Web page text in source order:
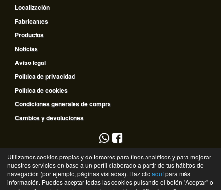
Localización
Fabricantes
Productos
Noticias
Aviso legal
Política de privacidad
Política de cookies
Condiciones generales de compra
Cambios y devoluciones
953 796 510
635 672 334
©Recambios Guadalquivir- 2026 - Tienda online de recambios de Gira
Utilizamos cookies propias y de terceros para fines analíticos y para mejorar
nuestros servicios en base a un perfil elaborado a partir de tus hábitos de
navegación (por ejemplo, páginas visitadas). Haz clicaquípara más
información. Puedes aceptar todas las cookies pulsando el botón "Aceptar" o